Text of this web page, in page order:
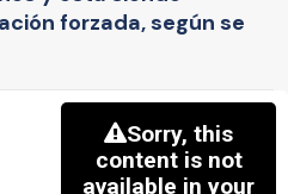
forzada, según se